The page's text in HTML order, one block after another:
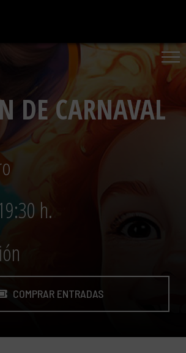
DE CARNAVAL
h.
COMPRAR ENTRADAS